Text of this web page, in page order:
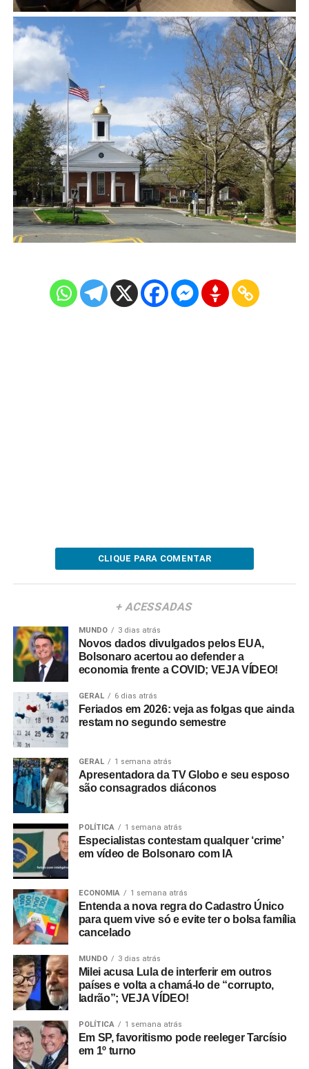
CLIQUE PARA COMENTAR
+ ACESSADAS
MUNDO 3 dias atrás
Novos dados divulgados pelos EUA,
Bolsonaro acertou ao defender a
economia frente a COVID; VEJA VÍDEO!
GERAL 6 dias atrás
Feriados em 2026: veja as folgas que ainda
restam no segundo semestre
GERAL 1 semana atrás
Apresentadora da TV Globo e seu esposo
são consagrados diáconos
POLÍTICA 1 semana atrás
Especialistas contestam qualquer ‘crime’
em vídeo de Bolsonaro com IA
ECONOMIA 1 semana atrás
Entenda a nova regra do Cadastro Único
para quem vive só e evite ter o bolsa família
cancelado
MUNDO 3 dias atrás
Milei acusa Lula de interferir em outros
países e volta a chamá-lo de “corrupto,
ladrão”; VEJA VÍDEO!
POLÍTICA 1 semana atrás
Em SP, favoritismo pode reeleger Tarcísio
em 1º turno